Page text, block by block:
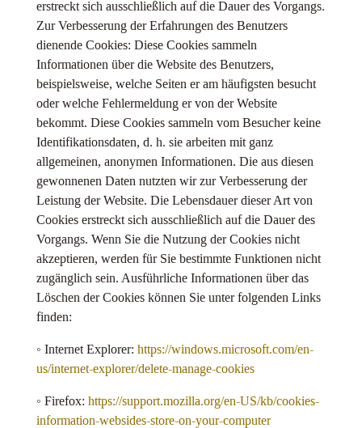
erstreckt sich ausschließlich auf die Dauer des Vorgangs.
Zur Verbesserung der Erfahrungen des Benutzers
dienende Cookies: Diese Cookies sammeln
Informationen über die Website des Benutzers,
beispielsweise, welche Seiten er am häufigsten besucht
oder welche Fehlermeldung er von der Website
bekommt. Diese Cookies sammeln vom Besucher keine
Identifikationsdaten, d. h. sie arbeiten mit ganz
allgemeinen, anonymen Informationen. Die aus diesen
gewonnenen Daten nutzten wir zur Verbesserung der
Leistung der Website. Die Lebensdauer dieser Art von
Cookies erstreckt sich ausschließlich auf die Dauer des
Vorgangs. Wenn Sie die Nutzung der Cookies nicht
akzeptieren, werden für Sie bestimmte Funktionen nicht
zugänglich sein. Ausführliche Informationen über das
Löschen der Cookies können Sie unter folgenden Links
finden:
◦ Internet Explorer: https://windows.microsoft.com/en-
us/internet-explorer/delete-manage-cookies
◦ Firefox: https://support.mozilla.org/en-US/kb/cookies-
information-websides-store-on-your-computer